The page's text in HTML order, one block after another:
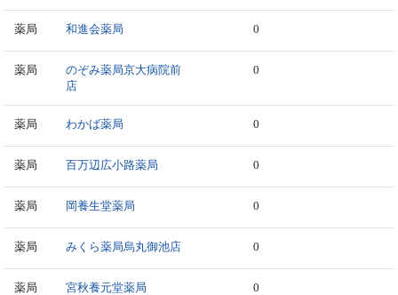
薬局 和進会薬局 0
薬局
のぞみ薬局京大病院前
店
0
薬局 わかば薬局 0
薬局 百万辺広小路薬局 0
薬局 岡養生堂薬局 0
薬局 みくら薬局烏丸御池店 0
薬局 宮秋養元堂薬局 0